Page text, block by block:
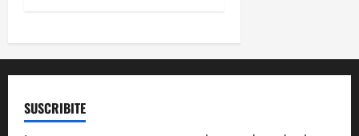
g
a
c
SUSCRIBITE